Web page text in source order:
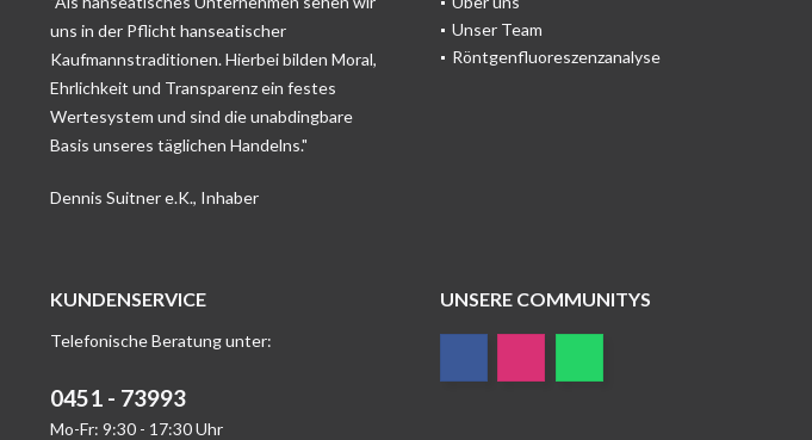
uns in der Pflicht hanseatischer
Kaufmannstraditionen. Hierbei bilden Moral,
Ehrlichkeit und Transparenz ein festes
Wertesystem und sind die unabdingbare
Basis unseres täglichen Handelns."
Dennis Suitner e.K., Inhaber
Unser Team
Röntgenfluoreszenzanalyse
KUNDENSERVICE
Telefonische Beratung unter:
0451 - 73993
Mo-Fr: 9:30 - 17:30 Uhr
UNSERE COMMUNITYS